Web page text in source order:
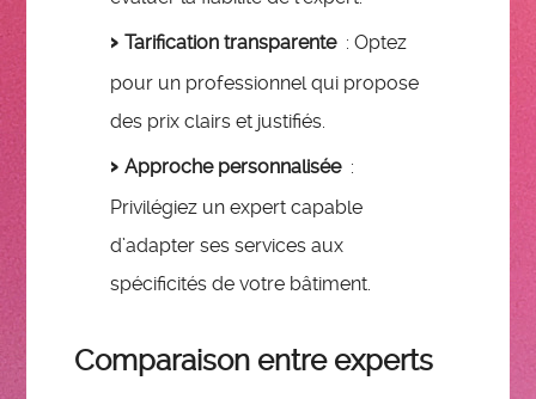
Tarification transparente: Optez
pour un professionnel qui propose
des prix clairs et justifiés.
Approche personnalisée:
Privilégiez un expert capable
d’adapter ses services aux
spécificités de votre bâtiment.
Comparaison entre experts